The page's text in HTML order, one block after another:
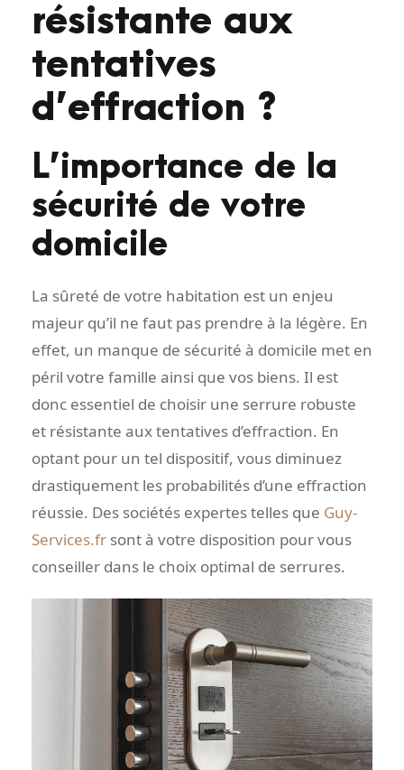
résistante aux
tentatives
d’effraction ?
L’importance de la
sécurité de votre
domicile
La sûreté de votre habitation est un enjeu
majeur qu’il ne faut pas prendre à la légère. En
effet, un manque de sécurité à domicile met en
péril votre famille ainsi que vos biens. Il est
donc essentiel de choisir une serrure robuste
et résistante aux tentatives d’effraction. En
optant pour un tel dispositif, vous diminuez
drastiquement les probabilités d’une effraction
réussie. Des sociétés expertes telles que Guy-
Services.fr sont à votre disposition pour vous
conseiller dans le choix optimal de serrures.